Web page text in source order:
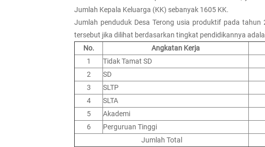
Jumlah Kepala Keluarga (KK) sebanyak 1605 KK.
Jumlah penduduk Desa Terong usia produktif pada
tersebut jika dilihat berdasarkan tingkat pendidikannya
No.
Angkatan Kerja
1
Tidak Tamat SD
2
SD
3
SLTP
4
SLTA
5
Akademi
6
Perguruan Tinggi
Jumlah Total